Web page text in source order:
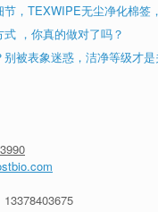
，TEXWIPE无尘净化棉签
，你真的做对了吗？
被表象迷惑，洁净等级才是
13378403675